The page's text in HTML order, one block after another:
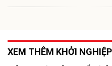
XEM THÊM KHỞI NGHIỆP